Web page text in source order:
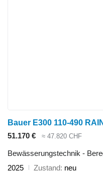
Bauer E300 110-490
51.170 €
≈ 47.820 CHF
Bewässerungstechnik -
2025
Zustand neu